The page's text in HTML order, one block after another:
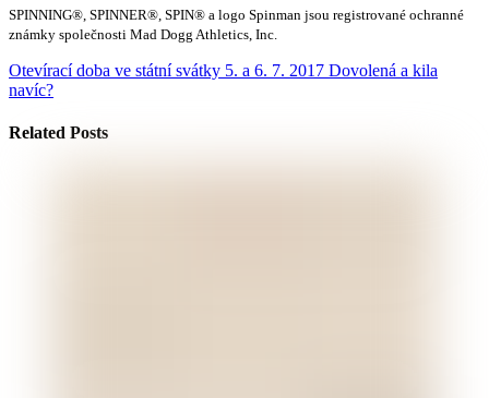
SPINNING®, SPINNER®, SPIN® a logo Spinman jsou registrované ochranné
známky společnosti Mad Dogg Athletics, Inc.
Otevírací doba ve státní svátky 5. a 6. 7. 2017 Dovolená a kila
navíc?
Related Posts